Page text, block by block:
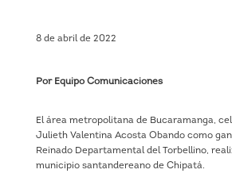
8 de abril de 2022
Por Equipo Comunicaciones
El área metropolitana de Bucaramanga,
Julieth Valentina Acosta Obando como
Reinado Departamental del Torbellino,
municipio santandereano de Chipatá.